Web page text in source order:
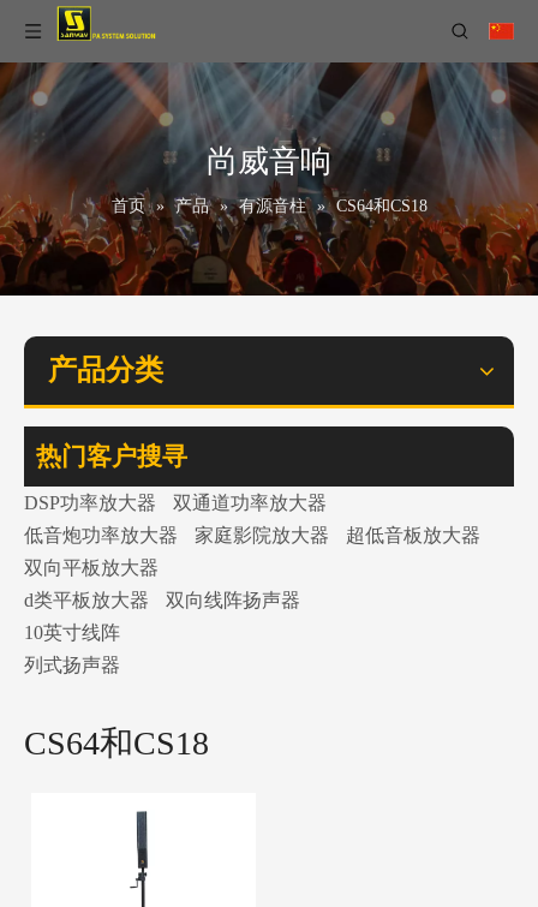
尚威音响
首页 » 产品 » 有源音柱 » CS64和CS18
产品分类
热门客户搜寻
DSP功率放大器
双通道功率放大器
低音炮功率放大器
家庭影院放大器
超低音板放大器
双向平板放大器
d类平板放大器
双向线阵扬声器
10英寸线阵
列式扬声器
CS64和CS18